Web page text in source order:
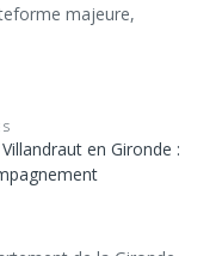
majeure,
en Gironde :